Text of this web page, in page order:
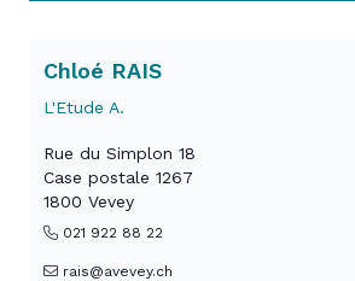
Chloé RAIS
L'Etude A.
Rue du Simplon 18
Case postale 1267
1800 Vevey
021 922 88 22
rais@avevey.ch